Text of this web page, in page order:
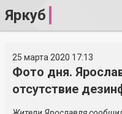
Яркуб
25 марта 2020 17:13
Фото дня.
отсутствие